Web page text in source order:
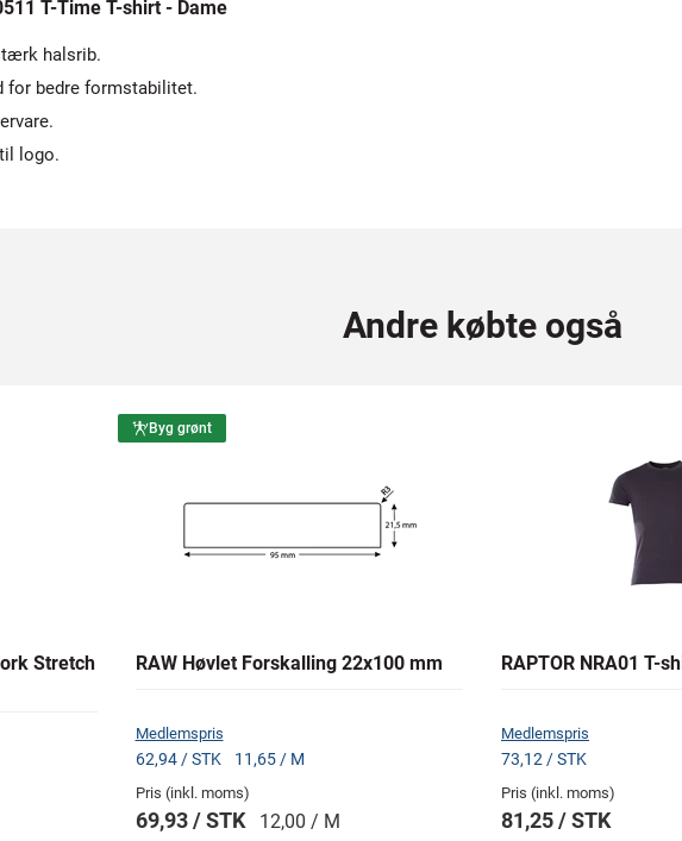
T-Time T-shirt - Dame
halsrib.
for bedre formstabilitet.
logo.
Andre købte også
Stretch
Byg grønt
RAW Høvlet Forskalling 22x100 mm
Medlemspris
62,94 / STK 11,65 / M
Pris (inkl. moms)
69,93 / STK 12,00 / M
RAPTOR NRA01 T-
Medlemspris
73,12 / STK
Pris (inkl. moms)
81,25 / STK